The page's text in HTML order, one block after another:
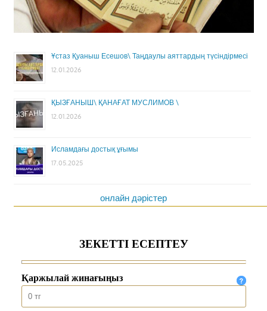
Ұстаз Қуаныш Есешов\ Таңдаулы аяттардың түсіндірмесі
12.01.2026
ҚЫЗҒАНЫШ\ ҚАНАҒАТ МУСЛИМОВ \
12.01.2026
Исламдағы достық ұғымы
17.05.2025
онлайн дәрістер